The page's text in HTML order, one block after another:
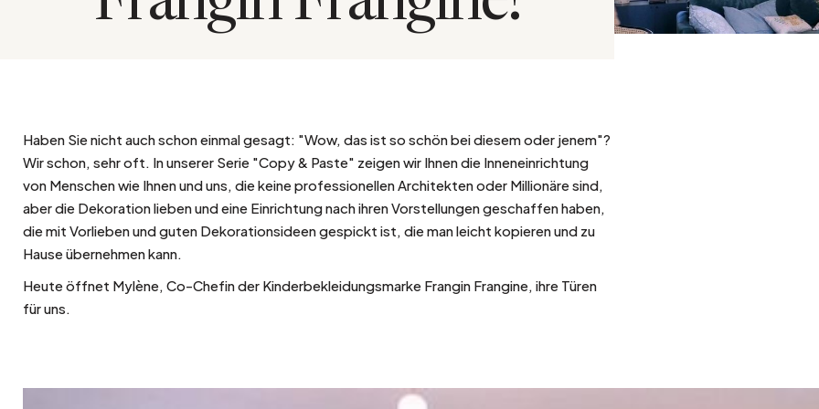
Großes Hotel
Natürlich
Samt
Silber
Haben Sie nicht auch schon einmal gesagt: "Wow, das ist so schön bei diesem oder jenem"?
Wir schon, sehr oft. In unserer Serie "Copy & Paste" zeigen wir Ihnen die Inneneinrichtung
von Menschen wie Ihnen und uns, die keine professionellen Architekten oder Millionäre sind,
aber die Dekoration lieben und eine Einrichtung nach ihren Vorstellungen geschaffen haben,
die mit Vorlieben und guten Dekorationsideen gespickt ist, die man leicht kopieren und zu
Hause übernehmen kann.
Heute öffnet Mylène, Co-Chefin der Kinderbekleidungsmarke Frangin Frangine, ihre Türen
für uns.